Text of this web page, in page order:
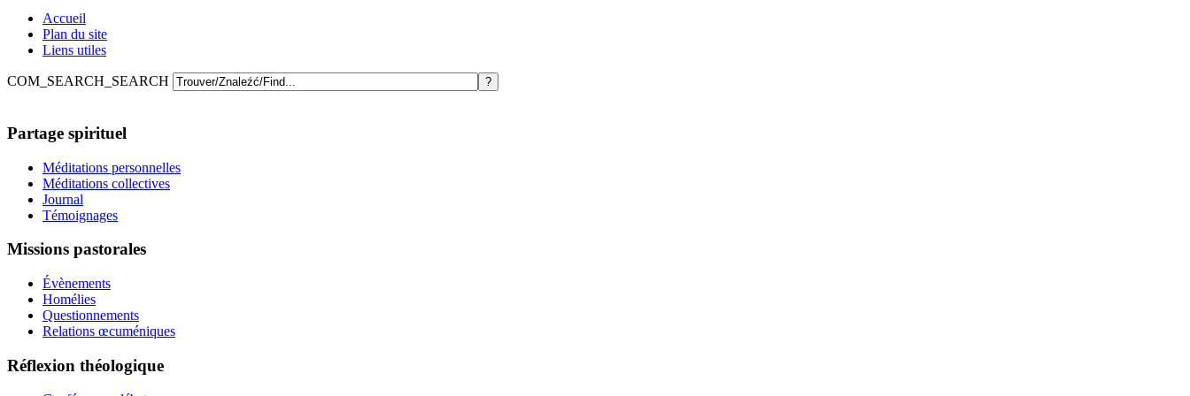
Accueil
Plan du site
Liens utiles
COM_SEARCH_SEARCH
Partage spirituel
Méditations personnelles
Méditations collectives
Journal
Témoignages
Missions pastorales
Évènements
Homélies
Questionnements
Relations œcuméniques
Réflexion théologique